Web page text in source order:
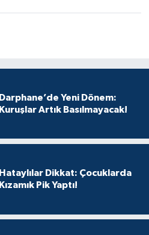
Darphane’de Yeni Dönem:
Kuruşlar Artık Basılmayacak!
Hataylılar Dikkat: Çocuklarda
Kızamık Pik Yaptı!